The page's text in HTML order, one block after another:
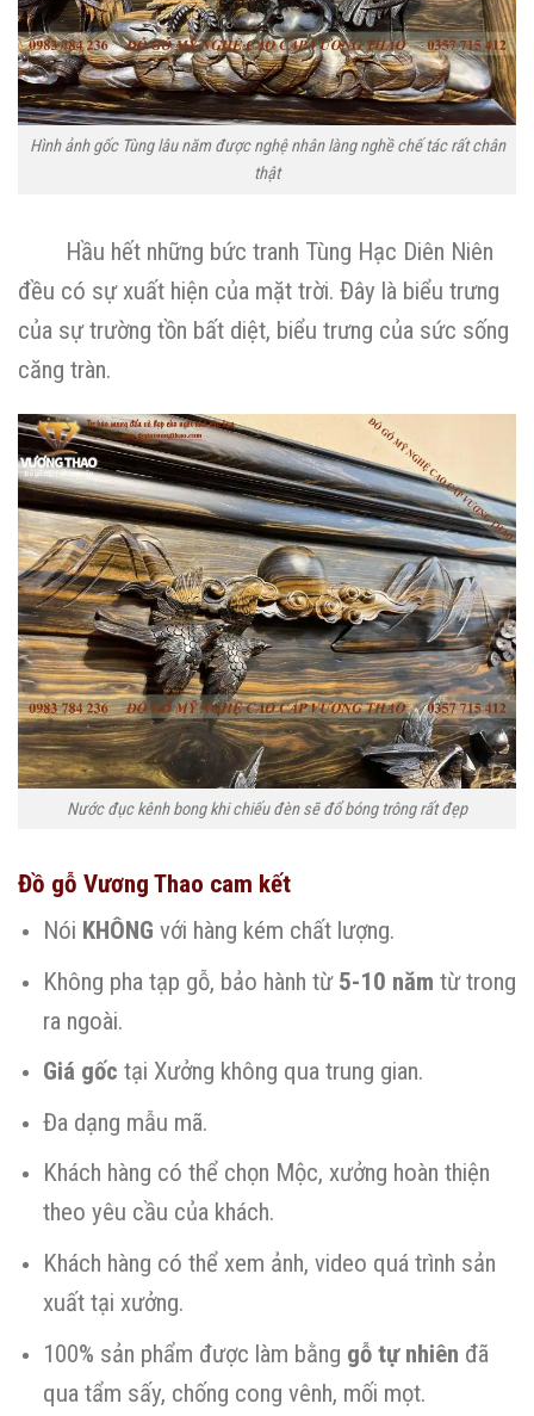
Hình ảnh gốc Tùng lâu năm được nghệ nhân làng nghề chế tác rất chân
thật
Hầu hết những bức tranh Tùng Hạc Diên Niên
đều có sự xuất hiện của mặt trời. Đây là biểu trưng
của sự trường tồn bất diệt, biểu trưng của sức sống
căng tràn.
Nước đục kênh bong khi chiếu đèn sẽ đổ bóng trông rất đẹp
Đồ gỗ Vương Thao cam kết
Nói KHÔNG với hàng kém chất lượng.
Không pha tạp gỗ, bảo hành từ 5-10 năm từ trong
ra ngoài.
Giá gốc tại Xưởng không qua trung gian.
Đa dạng mẫu mã.
Khách hàng có thể chọn Mộc, xưởng hoàn thiện
theo yêu cầu của khách.
Khách hàng có thể xem ảnh, video quá trình sản
xuất tại xưởng.
100% sản phẩm được làm bằng gỗ tự nhiên đã
qua tẩm sấy, chống cong vênh, mối mọt.